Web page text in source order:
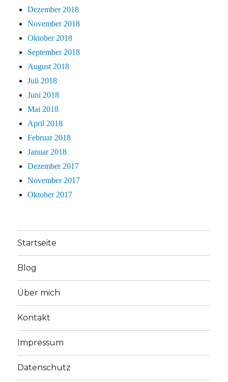
Dezember 2018
November 2018
Oktober 2018
September 2018
August 2018
Juli 2018
Juni 2018
Mai 2018
April 2018
Februar 2018
Januar 2018
Dezember 2017
November 2017
Oktober 2017
Startseite
Blog
Über mich
Kontakt
Impressum
Datenschutz